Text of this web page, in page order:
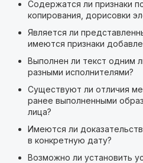
Содержатся ли признаки
копирования, дорисовки
Является ли
имеются признаки
Выполнен ли текст одним
разными исполнителями?
Существуют ли отличия
ранее выполненными
лица?
Имеются ли
в конкретную дату?
Возможно ли установить